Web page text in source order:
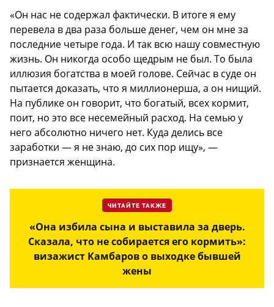
«Он нас не содержал фактически. В итоге я ему
перевела в два раза больше денег, чем он мне за
последние четыре года. И так всю нашу совместную
жизнь. Он никогда особо щедрым не был. То была
иллюзия богатства в моей голове. Сейчас в суде он
пытается доказать, что я миллионерша, а он нищий.
На публике он говорит, что богатый, всех кормит,
поит, но это все несемейный расход. На семью у
него абсолютно ничего нет. Куда делись все
заработки — я не знаю, до сих пор ищу», —
признается женщина.
ЧИТАЙТЕ ТАКЖЕ
«Она избила сына и выставила за дверь.
Сказала, что не собирается его кормить»:
визажист Камбаров о выходке бывшей
жены